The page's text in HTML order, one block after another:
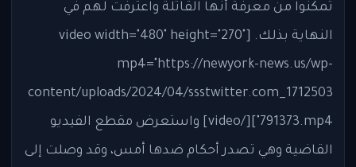
تمكنوا من معرفة أنها القاتلة واعترفت لهم في
النهاية بذلك. [video width="480" height="270"
mp4="https://newyork-news.us/wp-
content/uploads/2024/04/ssstwitter.com_1712503
791373.mp4"][/video] واستعرض مقطع الفيديو
القاضية وهي تصدر أحكام ضدها أمس، وقد وصلت إلى